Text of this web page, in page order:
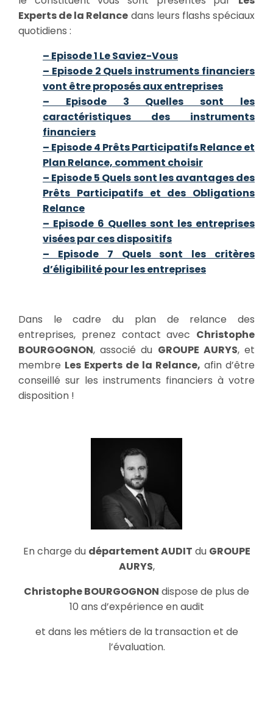
Experts de la Relance dans leurs flashs spéciaux
quotidiens :
– Episode 1 Le Saviez-Vous
– Episode 2 Quels instruments financiers
vont être proposés aux entreprises
– Episode 3 Quelles sont les
caractéristiques des instruments
financiers
– Episode 4 Prêts Participatifs Relance et
Plan Relance, comment choisir
– Episode 5 Quels sont les avantages des
Prêts Participatifs et des Obligations
Relance
– Episode 6 Quelles sont les entreprises
visées par ces dispositifs
– Episode 7 Quels sont les critères
d’éligibilité pour les entreprises
Dans le cadre du plan de relance des
entreprises, prenez contact avec Christophe
BOURGOGNON, associé du GROUPE AURYS, et
membre Les Experts de la Relance, afin d’être
conseillé sur les instruments financiers à votre
disposition !
En charge du département AUDIT du GROUPE
AURYS,
Christophe BOURGOGNON dispose de plus de
10 ans d’expérience en audit
et dans les métiers de la transaction et de
l’évaluation.